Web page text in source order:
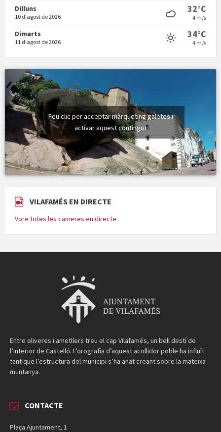
Dilluns
10 d'agost de 2026
32°C
4 m/s
Dimarts
11 d'agost de 2026
34°C
4 m/s
Feu clic per acceptar màrqueting galetes i
activar aquest contingut
VILAFAMÉS EN DIRECTE
Vore totes les cameres en directe
Entre oliveres i ametllers treu el cap Vilafamés, un bell destí de
l’interior de Castelló. L’orografia d’aquest acollidor poble ha influït
tant que l’estructura del municipi s’ha anat creant sobre la mateixa
muntanya.
CONTACTE
Plaça Ajuntament, 1